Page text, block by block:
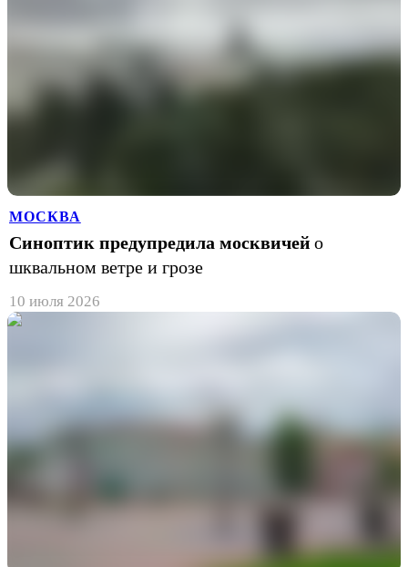
МОСКВА
Синоптик предупредила москвичей о
шквальном ветре и грозе
10 июля 2026